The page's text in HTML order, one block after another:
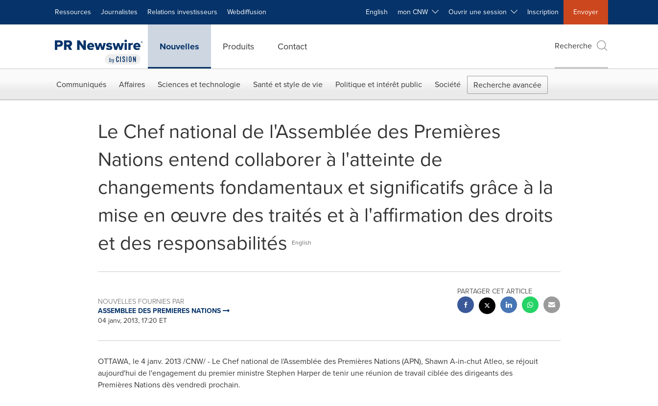
Ressources Journalistes Relations investisseurs Webdiffusion English mon CNW Ouvrir une session Inscription Envoyer
Nouvelles Produits Contact Recherche
Communiqués Affaires Sciences et technologie Santé et style de vie Politique et intérêt public Société Recherche avancée
Le Chef national de l'Assemblée des Premières
Nations entend collaborer à l'atteinte de
changements fondamentaux et significatifs grâce à la
mise en œuvre des traités et à l'affirmation des droits
et des responsabilités
English
NOUVELLES FOURNIES PAR
ASSEMBLEE DES PREMIERES NATIONS
04 janv, 2013, 17:20 ET
PARTAGER CET ARTICLE
OTTAWA, le 4 janv. 2013 /CNW/ - Le Chef national de l'Assemblée des Premières Nations (APN), Shawn A-in-chut Atleo, se réjouit
aujourd'hui de l'engagement du premier ministreStephen Harperde tenir une réunion de travail ciblée des dirigeants des
Premières Nations dès vendredi prochain.